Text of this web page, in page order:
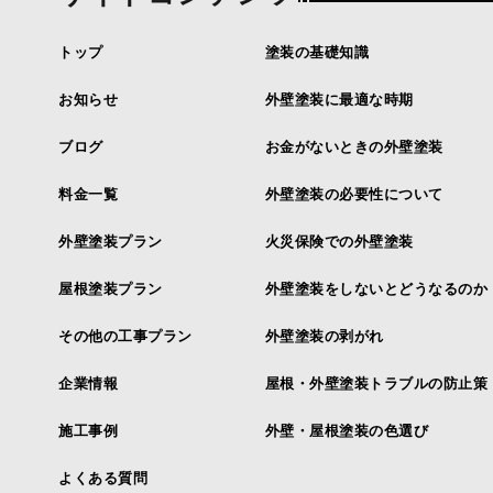
トップ
お知らせ
ブログ
料金一覧
外壁塗装プラン
屋根塗装プラン
その他の工事プラン
企業情報
施工事例
よくある質問
塗装の基礎知識
外壁塗装に最適な時期
お金がないときの外壁塗装
外壁塗装の必要性について
火災保険での外壁塗装
外壁塗装をしないとどうなるのか
外壁塗装の剥がれ
屋根・外壁塗装トラブルの防止策
外壁・屋根塗装の色選び